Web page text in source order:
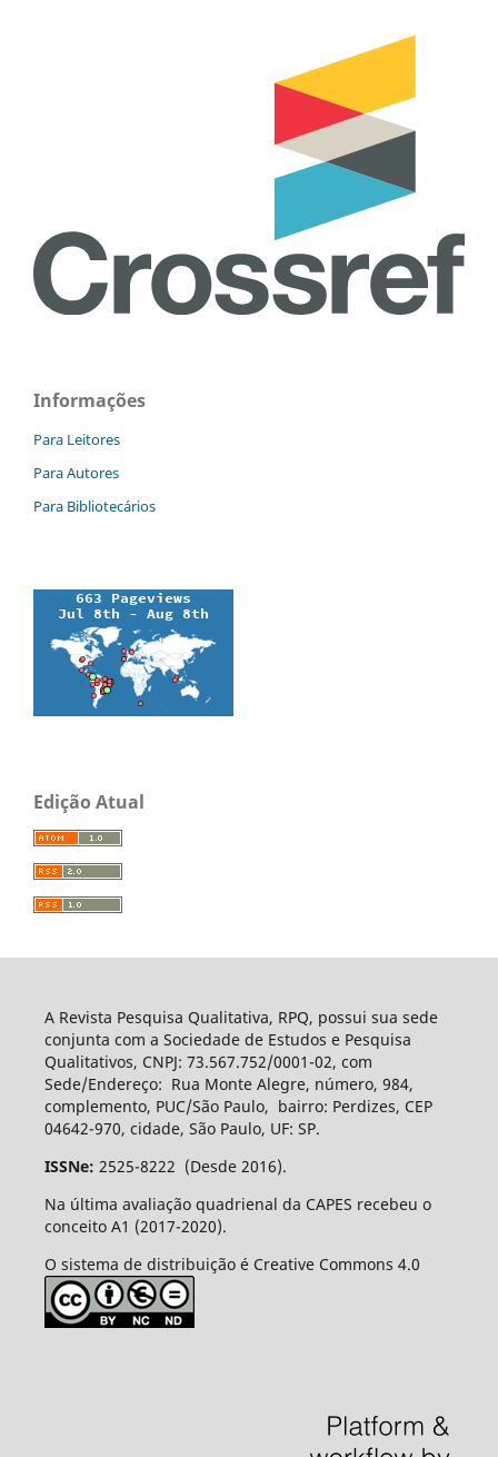
Informações
Para Leitores
Para Autores
Para Bibliotecários
Edição Atual
A Revista Pesquisa Qualitativa, RPQ, possui sua sede
conjunta com a Sociedade de Estudos e Pesquisa
Qualitativos, CNPJ: 73.567.752/0001-02, com
Sede/Endereço: Rua Monte Alegre, número, 984,
complemento, PUC/São Paulo, bairro: Perdizes, CEP
04642-970, cidade, São Paulo, UF: SP.
ISSNe: 2525-8222 (Desde 2016).
Na última avaliação quadrienal da CAPES recebeu o
conceito A1 (2017-2020).
O sistema de distribuição é Creative Commons 4.0